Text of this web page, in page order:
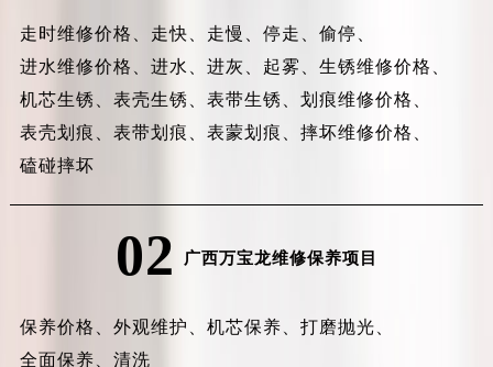
走时维修价格、 走快、 走慢、 停走、 偷停、
进水维修价格、 进水、 进灰、 起雾、 生锈维修价格、
机芯生锈、 表壳生锈、 表带生锈、 划痕维修价格、
表壳划痕、 表带划痕、 表蒙划痕、 摔坏维修价格、
磕碰摔坏
02 广西万宝龙维修保养项目
保养价格、 外观维护、 机芯保养、 打磨抛光、
全面保养、 清洗